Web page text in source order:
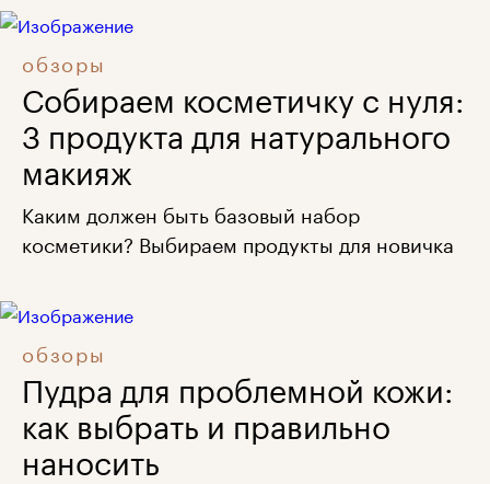
обзоры
Собираем косметичку с нуля:
3 продукта для натурального
макияж
Каким должен быть базовый набор
косметики? Выбираем продукты для новичка
обзоры
Пудра для проблемной кожи:
как выбрать и правильно
наносить